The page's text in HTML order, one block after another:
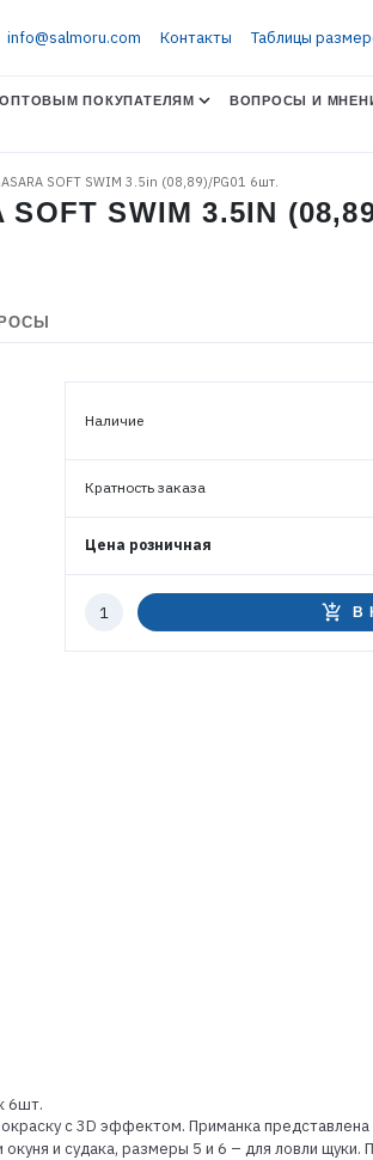
info@salmoru.com Контакты Таблицы
ОПТОВЫМ ПОКУПАТЕЛЯМ
ВОПРОСЫ И
SOFT SWIM 3.5in (08,89)/PG01 6шт.
SWIM 3.5IN
Наличие
Кратность заказа
Цена розничная
Количество
add_shopping_cart В
6шт.
с 3D эффектом. Приманка
и судака, размеры 5 и 6 – для ловли щуки.